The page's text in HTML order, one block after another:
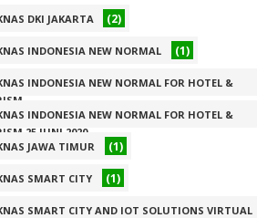
DKI JAKARTA (2)
INDONESIA NEW NORMAL (1)
INDONESIA NEW NORMAL FOR HOTEL &
INDONESIA NEW NORMAL FOR HOTEL &
25 JUNI 2020
JAWA TIMUR (1)
SMART CITY (1)
SMART CITY AND IOT SOLUTIONS VIRTUAL